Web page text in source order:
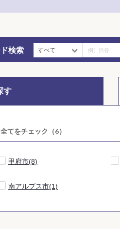
検索 すべて
す
全てをチェック（6）
甲府市(8)
南アルプス市(1)